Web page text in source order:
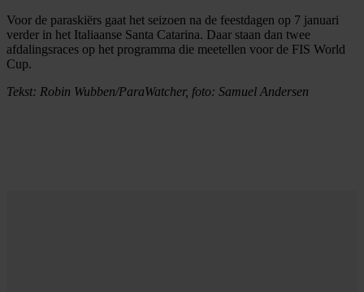
Voor de paraskiërs gaat het seizoen na de feestdagen op 7 januari
verder in het Italiaanse Santa Catarina. Daar staan dan twee
afdalingsraces op het programma die meetellen voor de FIS World
Cup.
Tekst: Robin Wubben/ParaWatcher, foto: Samuel Andersen